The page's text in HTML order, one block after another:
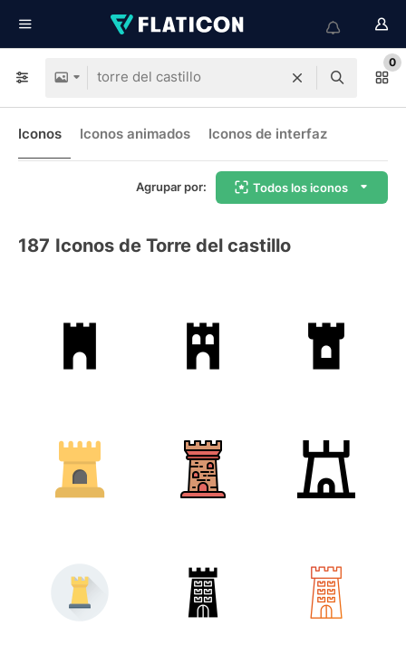
0
Iconos Iconos animados Iconos de interfaz
Agrupar por: Todos los iconos
187 Iconos de Torre del castillo